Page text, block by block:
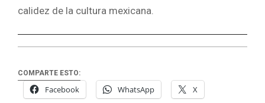
calidez de la cultura mexicana.
COMPARTE ESTO:
Facebook WhatsApp X